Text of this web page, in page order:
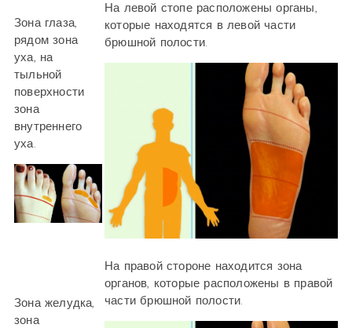
Зона глаза,
рядом зона
уха, на
тыльной
поверхности
зона
внутреннего
уха.
На левой стопе расположены органы,
которые находятся в левой части
брюшной полости.
Зона желудка,
зона
На правой стороне находится зона
органов, которые расположены в правой
части брюшной полости.